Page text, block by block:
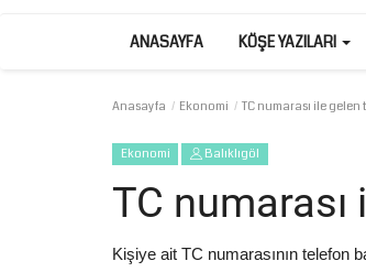
ANASAYFA KÖŞE YAZILARI
Anasayfa Ekonomi TC numarası ile
Ekonomi Balıklıgöl
TC
Kişiye ait TC numarasının telefon